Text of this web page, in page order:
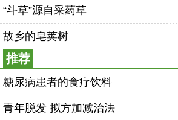
“斗草”源自采药草
故乡的皂荚树
推荐
糖尿病患者的食疗饮料
青年脱发 拟方加减治法